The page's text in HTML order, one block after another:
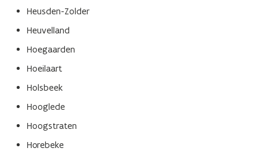
Heusden-Zolder
Heuvelland
Hoegaarden
Hoeilaart
Holsbeek
Hooglede
Hoogstraten
Horebeke